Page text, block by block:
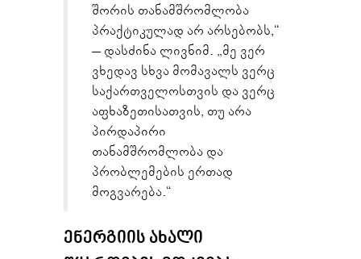
შორის თანამშრომლობა
პრაქტიკულად არ არსებობს,“
– დასძინა ლივნიმ. „მე ვერ
ვხედავ სხვა მომავალს ვერც
საქართველოსთვის და ვერც
აფხაზეთისათვის, თუ არა
პირდაპირი
თანამშრომლობა და
პრობლემების ერთად
მოგვარება.“
ᲔᲜᲔᲠᲒᲘᲘᲡ ᲐᲮᲐᲚᲘ